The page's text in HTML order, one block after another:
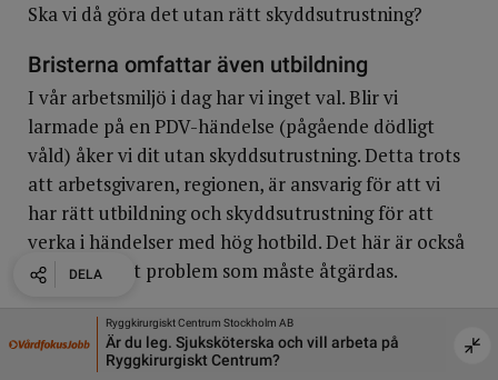
DELA
DELA
DELA
Ska vi då göra det utan rätt skyddsutrustning?
Bristerna omfattar även utbildning
I vår arbetsmiljö i dag har vi inget val. Blir vi
larmade på en PDV-händelse (pågående dödligt
våld) åker vi dit utan skyddsutrustning. Detta trots
att arbetsgivaren, regionen, är ansvarig för att vi
har rätt utbildning och skyddsutrustning för att
verka i händelser med hög hotbild. Det här är också
ett gigantiskt problem som måste åtgärdas.
Men i väpnad konflikt/krig är skyddsutrustning inte
ett tillval. Det är en förutsättning för att vård
DELA
på
Örebro Universitet
Universitetslektor i medicinsk vetenskap med
inriktning mot precisionsdiagnostik